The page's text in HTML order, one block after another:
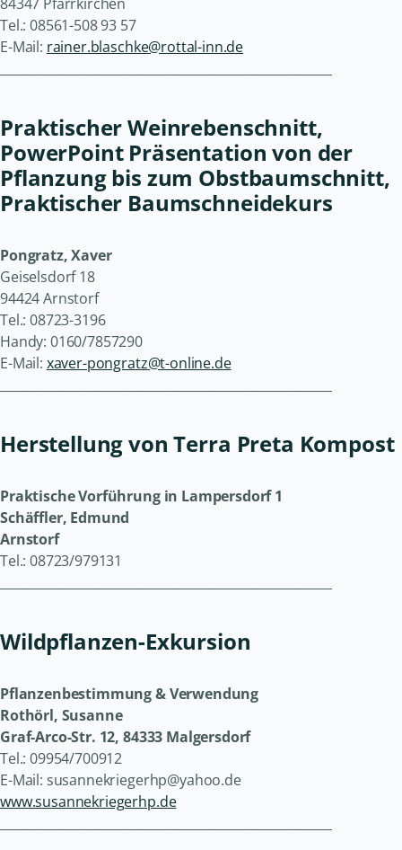
Tel.: 08561-508 93 57
E-Mail: rainer.blaschke@rottal-inn.de
Praktischer Weinrebenschnitt,
PowerPoint Präsentation von der
Pflanzung bis zum Obstbaumschnitt,
Praktischer Baumschneidekurs
Pongratz, Xaver
Geiselsdorf 18
94424 Arnstorf
Tel.: 08723-3196
Handy: 0160/7857290
E-Mail: xaver-pongratz@t-online.de
Herstellung von Terra Preta Kompost
Praktische Vorführung in Lampersdorf 1
Schäffler, Edmund
Arnstorf
Tel.: 08723/979131
Wildpflanzen-Exkursion
Pflanzenbestimmung & Verwendung
Rothörl, Susanne
Graf-Arco-Str. 12, 84333 Malgersdorf
Tel.: 09954/700912
E-Mail: susannekriegerhp@yahoo.de
www.susannekriegerhp.de